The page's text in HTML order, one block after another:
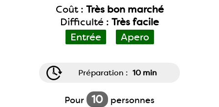
Coût : Très bon marché
Difficulté : Très facile
Entrée
Apero
Préparation : 10 min
Pour 10 personnes